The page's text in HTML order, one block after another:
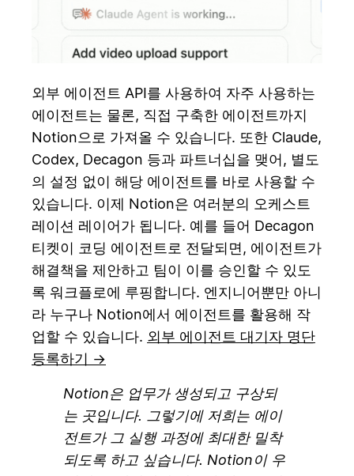
외부 에이전트 API를 사용하여 자주 사용하는
에이전트는 물론, 직접 구축한 에이전트까지
Notion으로 가져올 수 있습니다. 또한 Claude,
Codex, Decagon 등과 파트너십을 맺어, 별도
의 설정 없이 해당 에이전트를 바로 사용할 수
있습니다. 이제 Notion은 여러분의 오케스트
레이션 레이어가 됩니다. 예를 들어 Decagon
티켓이 코딩 에이전트로 전달되면, 에이전트가
해결책을 제안하고 팀이 이를 승인할 수 있도
록 워크플로에 루핑합니다. 엔지니어뿐만 아니
라 누구나 Notion에서 에이전트를 활용해 작
업할 수 있습니다. 외부 에이전트 대기자 명단
등록하기 →
Notion은 업무가 생성되고 구상되
는 곳입니다. 그렇기에 저희는 에이
전트가 그 실행 과정에 최대한 밀착
되도록 하고 싶습니다. Notion이 우